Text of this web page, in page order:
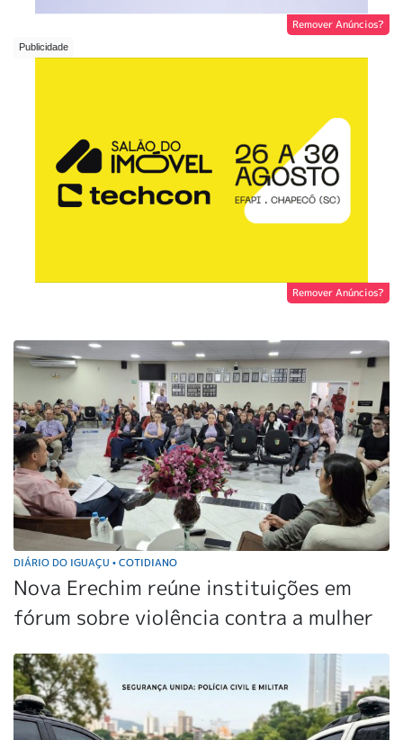
Remover Anúncios?
Remover Anúncios?
DIÁRIO DO IGUAÇU • COTIDIANO
Nova Erechim reúne instituições em
fórum sobre violência contra a mulher